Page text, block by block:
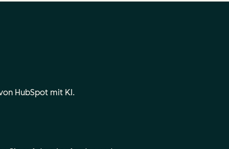
HubSpot mit KI.